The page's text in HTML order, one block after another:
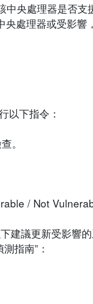
央處理器是否支
央處理器或受影
以下指令：
。
/ Not
建議更新受影響的
指南”：